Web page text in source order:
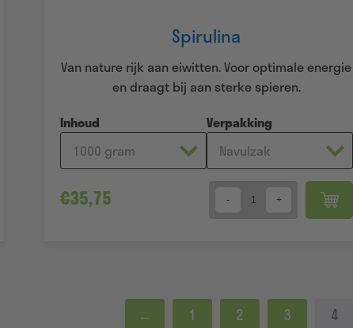
Spirulina
Van nature rijk aan eiwitten. Voor optimale energie
en draagt bij aan sterke spieren.
Inhoud
Verpakking
€35,75 Quantity
← 1 2 3 4